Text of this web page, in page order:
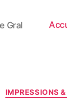
Gral
IMPRESSIONS